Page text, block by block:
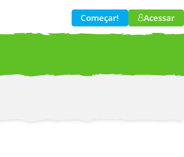
Começar! Acessar